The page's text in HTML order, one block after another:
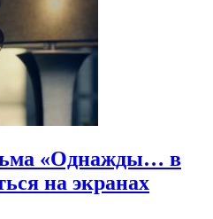
«Однажды… в
на экранах